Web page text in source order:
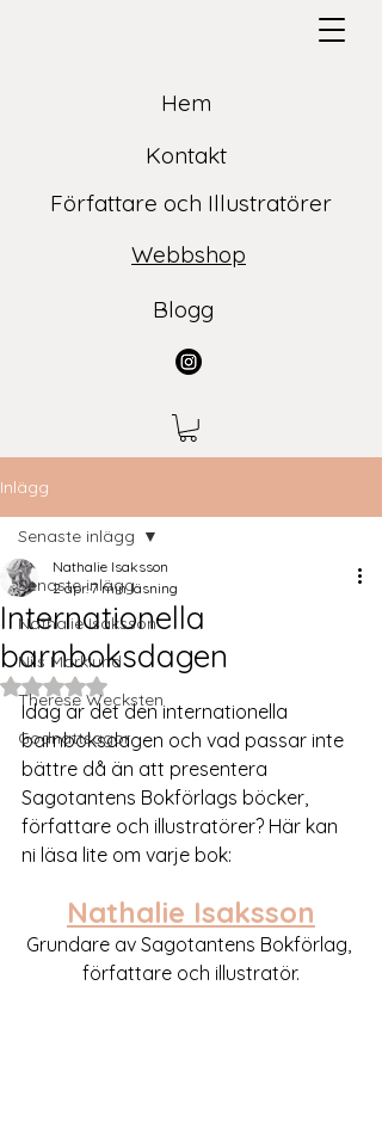
Hem
Kontakt
Webbshop
Författare och Illustratörer
Blogg
Inlägg
Senaste inlägg
Nathalie Isaksson
Nils Marklund
Therese Wecksten
Godnattsagor
Senaste inlägg
Internationella
barnboksdagen
Nathalie Isaksson
2 apr.7 min läsning
Betygsatt till NaN av 5 stjärnor.
Idag är det den internationella
barnboksdagen och vad passar inte
bättre då än att presentera
Sagotantens Bokförlags böcker,
författare och illustratörer? Här kan
ni läsa lite om varje bok:
Nathalie Isaksson
Grundare av Sagotantens Bokförlag,
författare och illustratör.